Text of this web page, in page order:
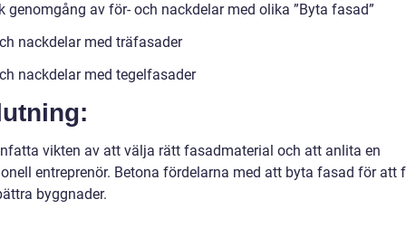
genomgång av för- och nackdelar med olika ”Byta fasad”
nackdelar med träfasader
nackdelar med tegelfasader
vikten av att välja rätt fasadmaterial och att anlita en
entreprenör. Betona fördelarna med att byta fasad för att
byggnader.